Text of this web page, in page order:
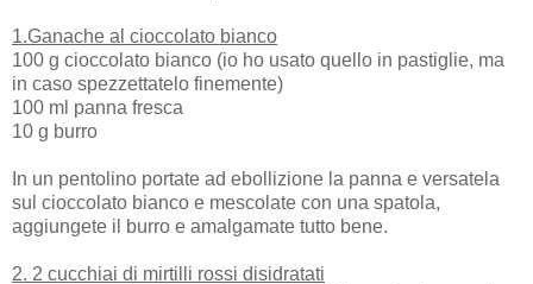
1.Ganache al cioccolato bianco
100 g cioccolato bianco (io ho usato quello in pastiglie, ma
in caso spezzettatelo finemente)
100 ml panna fresca
10 g burro
In un pentolino portate ad ebollizione la panna e versatela
sul cioccolato bianco e mescolate con una spatola,
aggiungete il burro e amalgamate tutto bene.
2. 2 cucchiai di mirtilli rossi disidratati